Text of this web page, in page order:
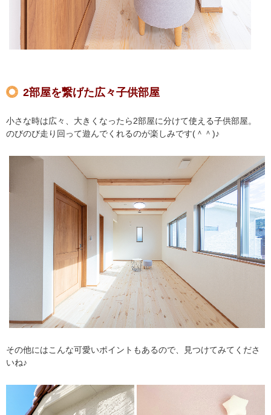
2部屋を繋げた広々子供部屋
小さな時は広々、大きくなったら2部屋に分けて使える子供部屋。
のびのび走り回って遊んでくれるのが楽しみです(＾＾)♪
その他にはこんな可愛いポイントもあるので、見つけてみてくださ
いね♪